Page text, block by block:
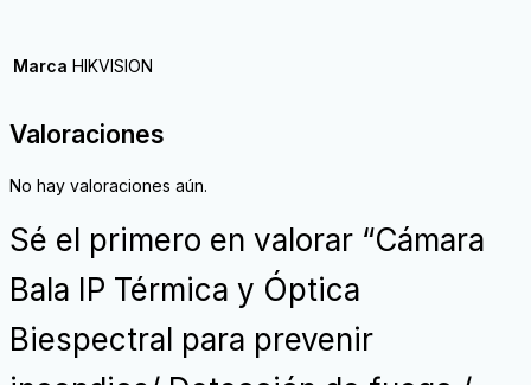
Marca HIKVISION
Valoraciones
No hay valoraciones aún.
Sé el primero en valorar “Cámara
Bala IP Térmica y Óptica
Biespectral para prevenir